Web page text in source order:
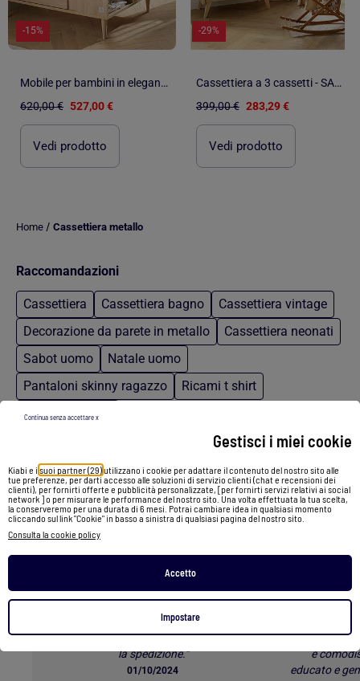
Gestisci i miei cookie
Kiabi e isuoi partner (29)utilizzano i cookie per adattare il contenuto del nostro sito alle
tue preferenze, per darti accesso alle soluzioni di servizio clienti (chat e recensioni dei
clienti), per fornirti offerte e pubblicità personalizzate, [per fornirti servizi relativi ai social
network ] o per misurare le performance del nostro sito. Una volta effettuata la tua scelta,
la conserveremo per una durata di 6 mesi. Potrai cambiare idea in qualsiasi momento
cliccando sul link "Cookie" in basso a sinistra di qualsiasi pagina del nostro sito.
Consulta la cookie policy
Accetto
Impostare
Continua senza accettare x
-15%
Mobile per bambini in elegante legno di quercia con vani portaoggetti su 3 - SAUTHON
620,00 € 527,00 €
Vedi prodotto
-29%
Cassettiera a 3 cassetti - SAUTHON
399,00 € 283,29 €
Vedi prodotto
Home / Cassettiera metallo
Raccomandazioni
Cassettiera Cassettiera bagno
Cassettiera vintage
Decorazione da parete in metallo
Cassettiera neonati
Sabot uomo
Natale uomo
Pantaloni skinny ragazzo
Ricami t shirt
Jeans argentati
I clienti parlano dei nostri
servizi *
Spedizione Gratuita
"Sono sempre contenta di acquistare da
Kiabi. I prezzi sono sempre buoni e veloce
la spedizione."
01/10/2024
E-
Servizio e-
e
educato e